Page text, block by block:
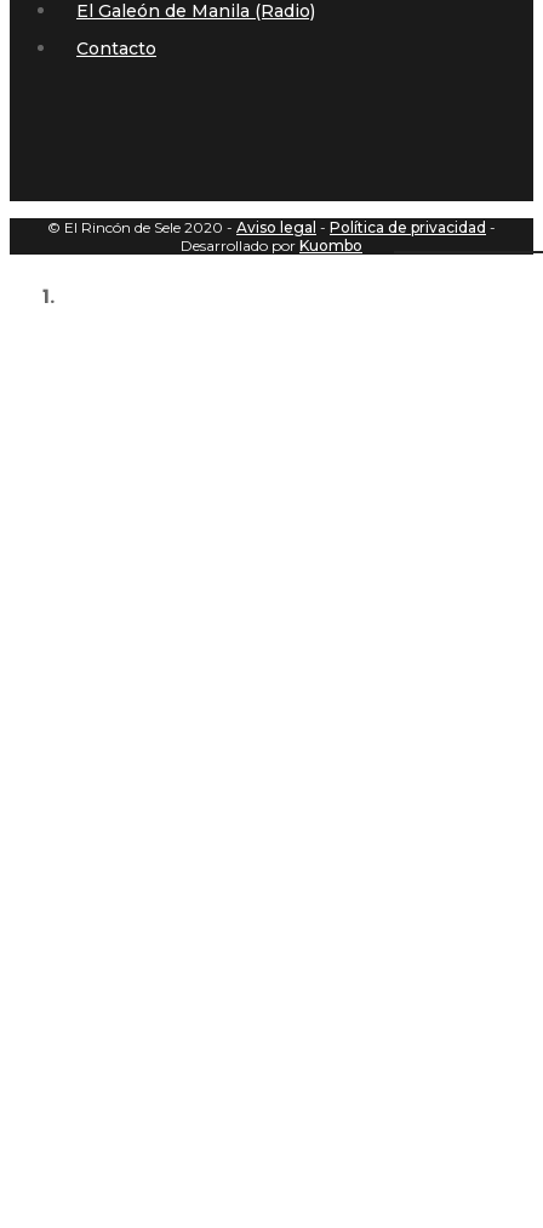
El Galeón de Manila (Radio)
Contacto
© El Rincón de Sele 2020 - Aviso legal - Política de privacidad -
Desarrollado por Kuombo